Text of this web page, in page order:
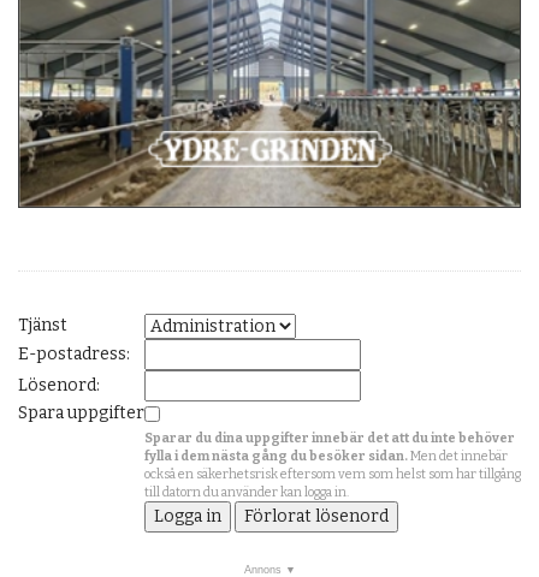
Tjänst
E-postadress:
Lösenord:
Spara uppgifter
Sparar du dina uppgifter innebär det att du inte behöver
fylla i dem nästa gång du besöker sidan.Men det innebär
också en säkerhetsrisk eftersom vem som helst som har tillgång
till datorn du använder kan logga in.